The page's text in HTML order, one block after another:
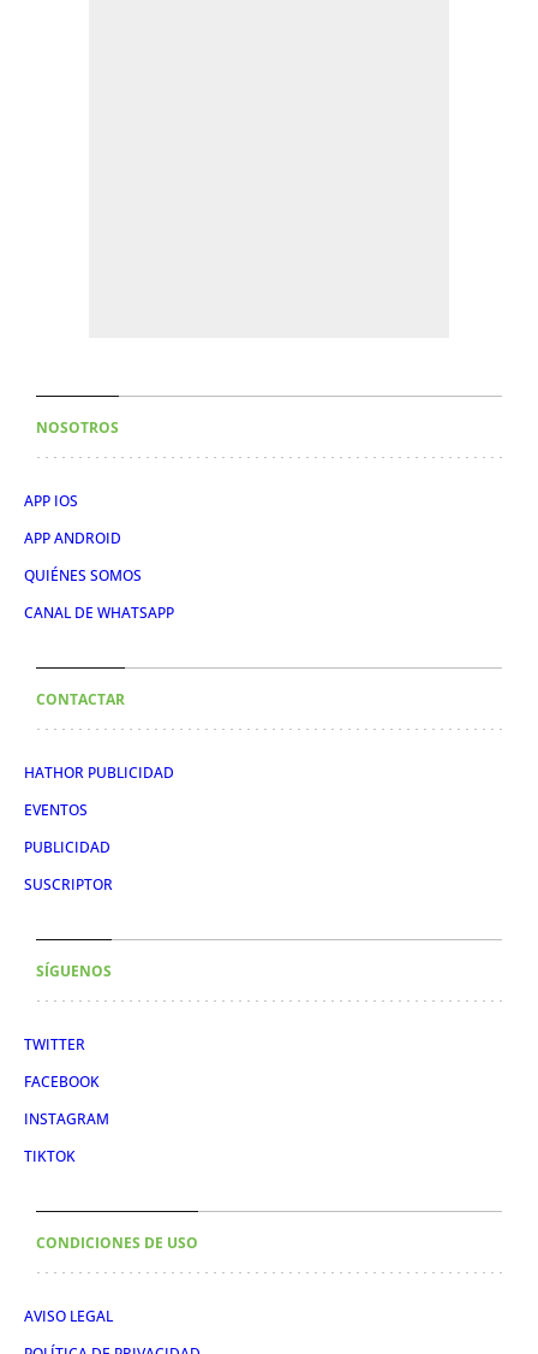
NOSOTROS
APP IOS
APP ANDROID
QUIÉNES SOMOS
CANAL DE WHATSAPP
CONTACTAR
HATHOR PUBLICIDAD
EVENTOS
PUBLICIDAD
SUSCRIPTOR
SÍGUENOS
TWITTER
FACEBOOK
INSTAGRAM
TIKTOK
CONDICIONES DE USO
AVISO LEGAL